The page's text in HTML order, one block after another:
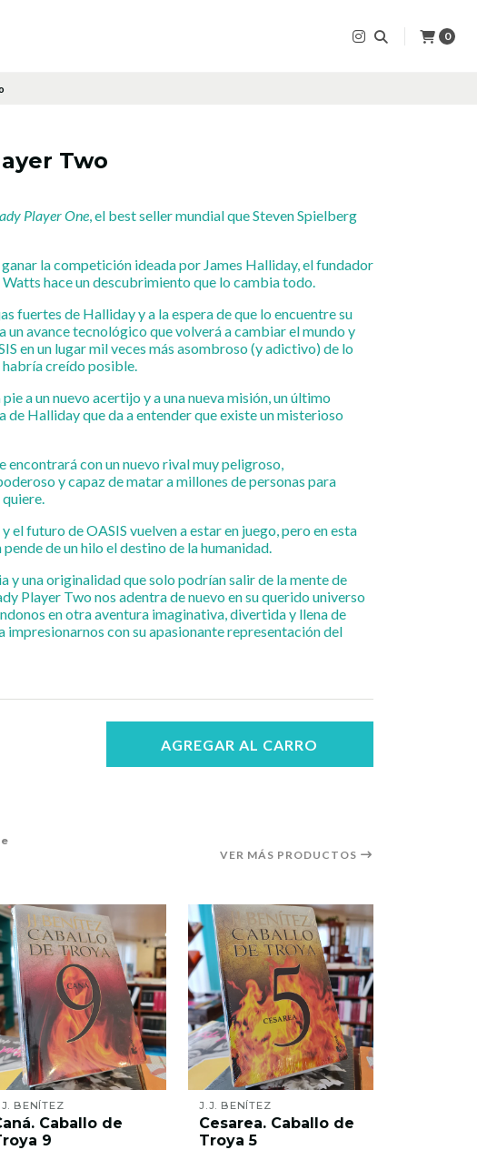
0
Two
Player One, el best seller mundial que Steven Spielberg
ganar la competición ideada por James Halliday, el fundador
Watts hace un descubrimiento que lo cambia todo.
fuertes de Halliday y a la espera de que lo encuentre su
un avance tecnológico que volverá a cambiar el mundo y
en un lugar mil veces más asombroso (y adictivo) de lo
habría creído posible.
a un nuevo acertijo y a una nueva misión, un último
de Halliday que da a entender que existe un misterioso
encontrará con un nuevo rival muy peligroso,
y capaz de matar a millones de personas para
el futuro de OASIS vuelven a estar en juego, pero en esta
de un hilo el destino de la humanidad.
y una originalidad que solo podrían salir de la mente de
Player Two nos adentra de nuevo en su querido universo
en otra aventura imaginativa, divertida y llena de
impresionarnos con su apasionante representación del
AGREGAR AL CARRO
VER MÁS PRODUCTOS
BENÍTEZ
Caballo de
9
J.J. BENÍTEZ
Cesarea. Caballo de
Troya 5